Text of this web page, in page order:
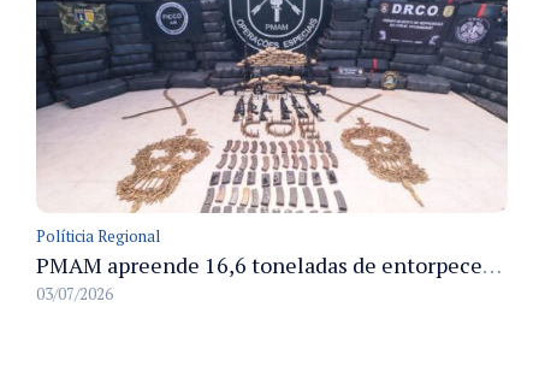
Políticia Regional
PMAM apreende 16,6 toneladas de entorpecentes e registra aumento nas prisões em flagrante e nas capturas de foragidos no primeiro semestre de 2026
03/07/2026